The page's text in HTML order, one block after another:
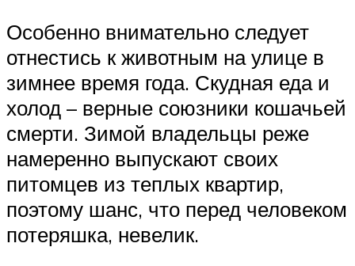
Особенно внимательно следует
отнестись к животным на улице в
зимнее время года. Скудная еда и
холод – верные союзники кошачьей
смерти. Зимой владельцы реже
намеренно выпускают своих
питомцев из теплых квартир,
поэтому шанс, что перед человеком
потеряшка, невелик.